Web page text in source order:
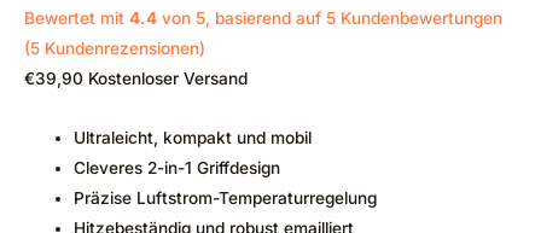
Bewertet mit 4.4 von 5, basierend auf 5 Kundenbewertungen
(5 Kundenrezensionen)
€39,90 Kostenloser Versand
Ultraleicht, kompakt und mobil
Cleveres 2-in-1 Griffdesign
Präzise Luftstrom-Temperaturregelung
Hitzebeständig und robust emailliert